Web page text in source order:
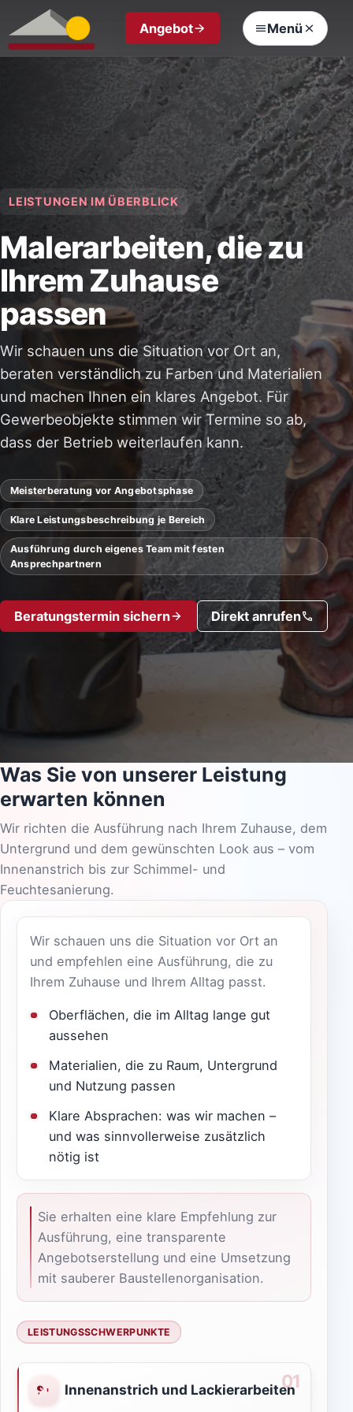
Angebot Menü
LEISTUNGEN IM ÜBERBLICK
Malerarbeiten, die zu
Ihrem Zuhause
passen
Wir schauen uns die Situation vor Ort an,
beraten verständlich zu Farben und Materialien
und machen Ihnen ein klares Angebot. Für
Gewerbeobjekte stimmen wir Termine so ab,
dass der Betrieb weiterlaufen kann.
Meisterberatung vor Angebotsphase
Klare Leistungsbeschreibung je Bereich
Ausführung durch eigenes Team mit festen
Ansprechpartnern
Beratungstermin sichern Direkt anrufen
Was Sie von unserer Leistung
erwarten können
Wir richten die Ausführung nach Ihrem Zuhause, dem
Untergrund und dem gewünschten Look aus – vom
Innenanstrich bis zur Schimmel- und
Feuchtesanierung.
Wir schauen uns die Situation vor Ort an
und empfehlen eine Ausführung, die zu
Ihrem Zuhause und Ihrem Alltag passt.
Oberflächen, die im Alltag lange gut
aussehen
Materialien, die zu Raum, Untergrund
und Nutzung passen
Klare Absprachen: was wir machen –
und was sinnvollerweise zusätzlich
nötig ist
Sie erhalten eine klare Empfehlung zur
Ausführung, eine transparente
Angebotserstellung und eine Umsetzung
mit sauberer Baustellenorganisation.
LEISTUNGSSCHWERPUNKTE
Innenanstrich und Lackierarbeiten